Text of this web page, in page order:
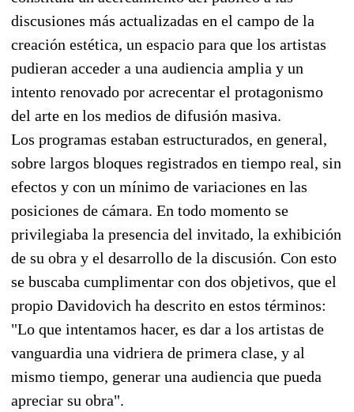
discusiones más actualizadas en el campo de la
creación estética, un espacio para que los artistas
pudieran acceder a una audiencia amplia y un
intento renovado por acrecentar el protagonismo
del arte en los medios de difusión masiva.
Los programas estaban estructurados, en general,
sobre largos bloques registrados en tiempo real, sin
efectos y con un mínimo de variaciones en las
posiciones de cámara. En todo momento se
privilegiaba la presencia del invitado, la exhibición
de su obra y el desarrollo de la discusión. Con esto
se buscaba cumplimentar con dos objetivos, que el
propio Davidovich ha descrito en estos términos:
"Lo que intentamos hacer, es dar a los artistas de
vanguardia una vidriera de primera clase, y al
mismo tiempo, generar una audiencia que pueda
apreciar su obra".